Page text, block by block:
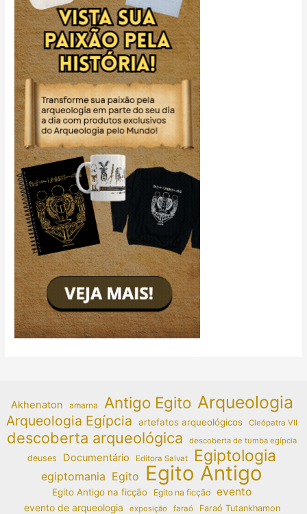
Akhenaton amarna Antigo Egito Arqueologia
Arqueologia Egípcia artefatos arqueológicos Cleópatra VII
descoberta arqueológica descoberta de tumba egípcia
deuses Documentário Editora Salvat Egiptologia
egiptomania Egito Egito Antigo
Egito Antigo na ficção Egito na ficção evento
evento de arqueologia exposição faraó Faraó Tutankhamon